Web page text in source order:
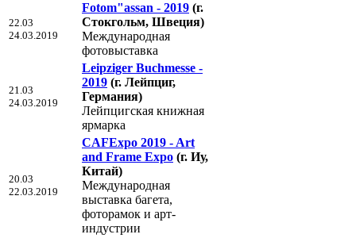
22.03
24.03.2019
Fotom"assan - 2019 (г.
Стокгольм, Швеция)
Международная
фотовыставка
21.03
24.03.2019
Leipziger Buchmesse -
2019 (г. Лейпциг,
Германия)
Лейпцигская книжная
ярмарка
20.03
22.03.2019
CAFExpo 2019 - Art
and Frame Expo (г. Иу,
Китай)
Международная
выставка багета,
фоторамок и арт-
индустрии